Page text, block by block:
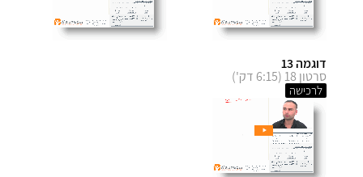
דוגמה 13
סרטון 18 (6:15 דק')
לרכישה